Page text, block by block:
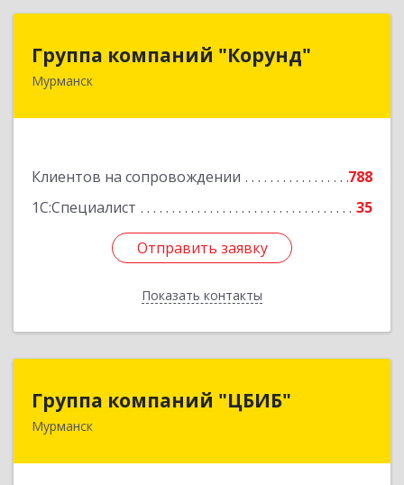
Группа компаний "Корунд"
Мурманск
Клиентов на сопровождении
788
1С:Специалист
35
Отправить заявку
Показать контакты
Группа компаний "Корунд"
183025, Мурманская обл, Мурманск г, Тарана
Отправить заявку
Назад
Группа компаний "ЦБИБ"
Мурманск
Группа компаний "ЦБИБ"
183010, Мурманская обл, Мурманск г, Кирова